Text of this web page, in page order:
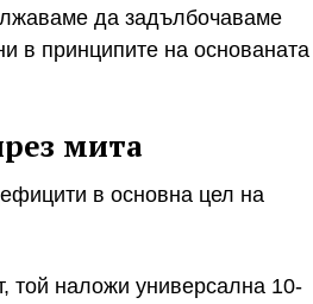
да задълбочаваме
в принципите на основаната
мита
в основна цел на
той наложи универсална 10-